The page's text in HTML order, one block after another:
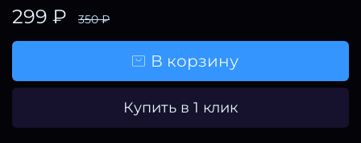
299 ₽ 350 ₽
В корзину
Купить в 1 клик